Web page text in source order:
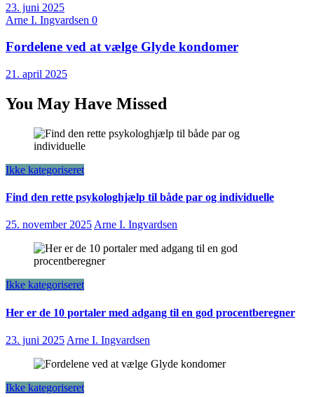
23. juni 2025
Arne I. Ingvardsen 0
Fordelene ved at vælge Glyde kondomer
21. april 2025
You May Have Missed
Ikke kategoriseret
Find den rette psykologhjælp til både par og individuelle
25. november 2025Arne I. Ingvardsen
Ikke kategoriseret
Her er de 10 portaler med adgang til en god procentberegner
23. juni 2025 Arne I. Ingvardsen
Ikke kategoriseret